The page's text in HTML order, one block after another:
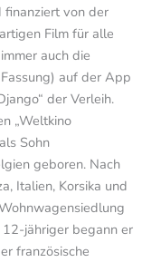
von der
Film für alle
auch die
auf der App
der Verleih.
„Weltkino
Sohn
geboren. Nach
Italien, Korsika und
jähriger begann er
französische